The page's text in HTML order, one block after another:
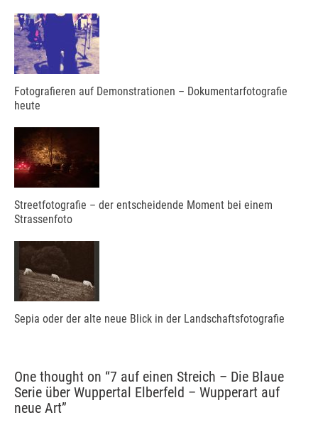
Fotografieren auf Demonstrationen – Dokumentarfotografie
heute
Streetfotografie – der entscheidende Moment bei einem
Strassenfoto
Sepia oder der alte neue Blick in der Landschaftsfotografie
One thought on “7 auf einen Streich – Die Blaue
Serie über Wuppertal Elberfeld – Wupperart auf
neue Art”